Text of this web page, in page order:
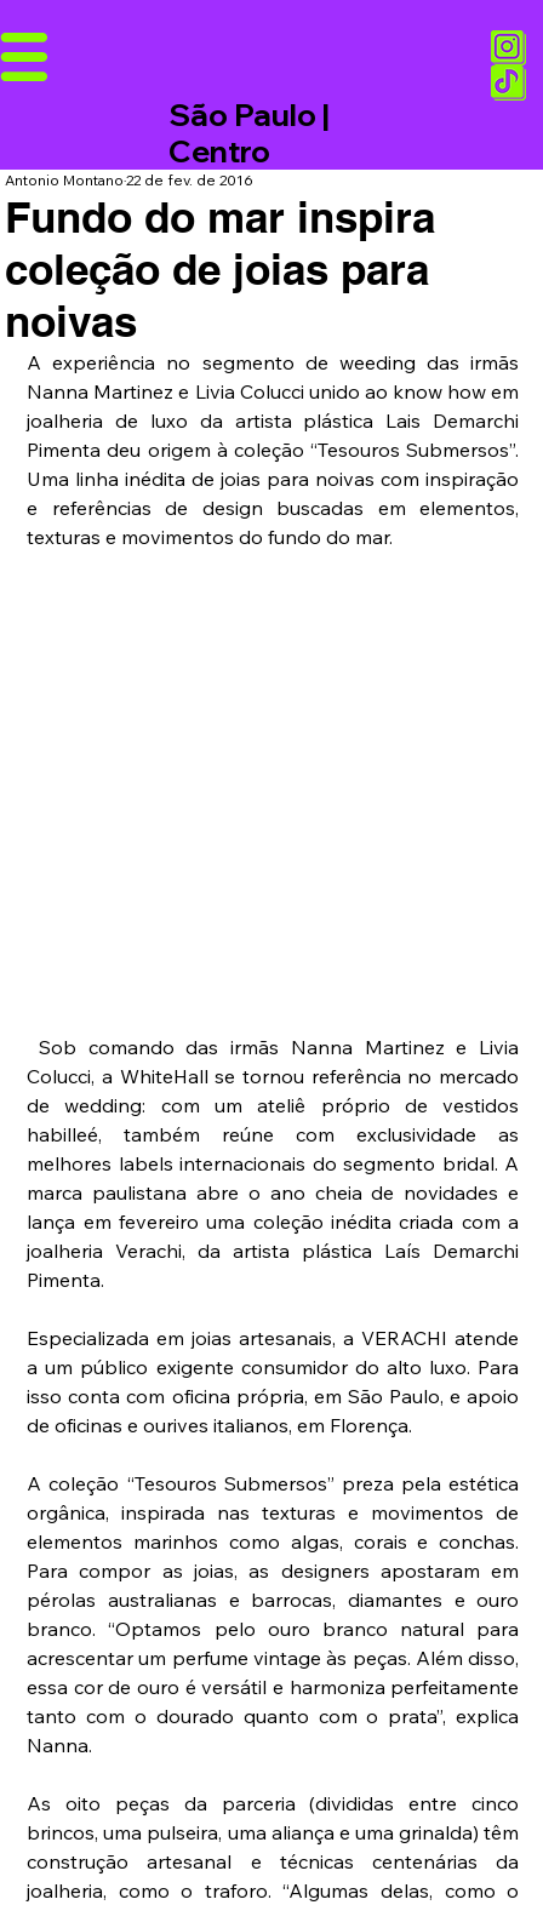
São Paulo |
Centro
Fundo do mar inspira
coleção de joias para
noivas
Antonio Montano22 de fev. de 2016
A experiência no segmento de weeding das irmãs
Nanna Martinez e Livia Colucci unido ao know how em
joalheria de luxo da artista plástica Lais Demarchi
Pimenta deu origem à coleção “Tesouros Submersos”.
Uma linha inédita de joias para noivas com inspiração
e referências de design buscadas em elementos,
texturas e movimentos do fundo do mar.
Colucci, a WhiteHall se tornou referência no mercado
de wedding: com um ateliê próprio de vestidos
habilleé, também reúne com exclusividade as
melhores labels internacionais do segmento bridal. A
marca paulistana abre o ano cheia de novidades e
lança em fevereiro uma coleção inédita criada com a
joalheria Verachi, da artista plástica Laís Demarchi
Pimenta.
Especializada em joias artesanais, a VERACHI atende
a um público exigente consumidor do alto luxo. Para
isso conta com oficina própria, em São Paulo, e apoio
de oficinas e ourives italianos, em Florença.
A coleção “Tesouros Submersos” preza pela estética
orgânica, inspirada nas texturas e movimentos de
elementos marinhos como algas, corais e conchas.
Para compor as joias, as designers apostaram em
pérolas australianas e barrocas, diamantes e ouro
branco. “Optamos pelo ouro branco natural para
acrescentar um perfume vintage às peças. Além disso,
essa cor de ouro é versátil e harmoniza perfeitamente
tanto com o dourado quanto com o prata”, explica
Nanna.
As oito peças da parceria (divididas entre cinco
brincos, uma pulseira, uma aliança e uma grinalda) têm
construção artesanal e técnicas centenárias da
joalheria, como o traforo. “Algumas delas, como o